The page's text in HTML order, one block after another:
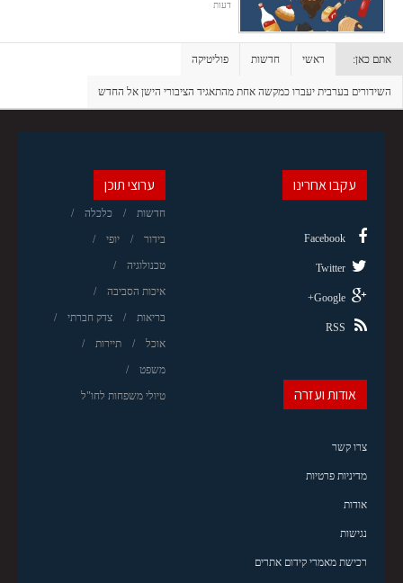
דעות
אתם כאן: ראשי חדשות פוליטיקה
השידורים בערבית יעברו כמקשה אחת מהתאגיד הציבורי הישן אל החדש
ערוצי תוכן
חדשות כלכלה
בידור יופי
טכנולוגיה
איכות הסביבה
בריאות צדק חברתי
אוכל תיירות
משפט
טיולי משפחות לחו"ל
עקבו אחרינו
Facebook
Twitter
Google+
RSS
אודות ועזרה
צרו קשר
מדיניות פרטיות
אודות
נגישות
רכישת מאמרי קידום אתרים